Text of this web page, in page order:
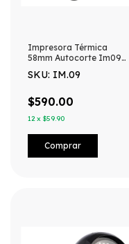
Impresora Térmica
58mm Autocorte Im09
SKU: IM.09
$590.00
12 x $59.90